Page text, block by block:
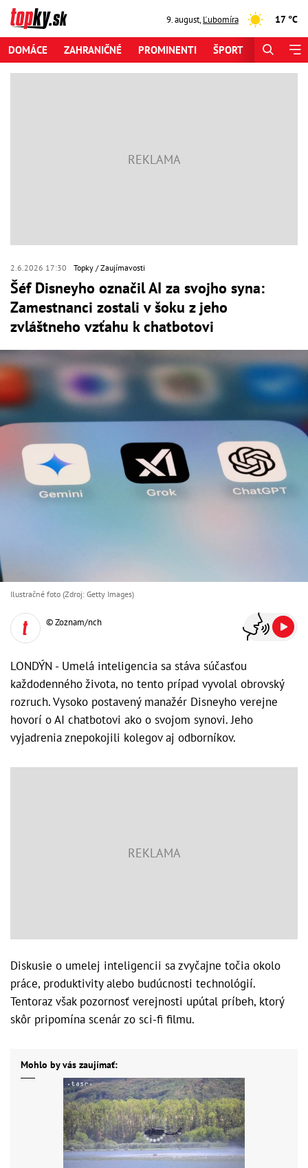
9. august,Ľubomíra 17 °C
DOMÁCE ZAHRANIČNÉ PROMINENTI ŠPORT
2.6.2026 17:30 Topky Zaujímavosti
Šéf Disneyho označil AI za svojho syna:
Zamestnanci zostali v šoku z jeho
zvláštneho vzťahu k chatbotovi
Ilustračné foto (Zdroj: Getty Images)
© Zoznam/nch
LONDÝN - Umelá inteligencia sa stáva súčasťou
každodenného života, no tento prípad vyvolal obrovský
rozruch. Vysoko postavený manažér Disneyho verejne
hovorí o AI chatbotovi ako o svojom synovi. Jeho
vyjadrenia znepokojili kolegov aj odborníkov.
Diskusie o umelej inteligencii sa zvyčajne točia okolo
práce, produktivity alebo budúcnosti technológií.
Tentoraz však pozornosť verejnosti upútal príbeh, ktorý
skôr pripomína scenár zo sci-fi filmu.
Mohlo by vás zaujímať: